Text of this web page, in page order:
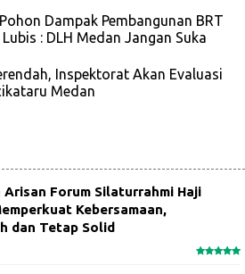
Dampak Pembangunan BRT
: DLH Medan Jangan Suka
Inspektorat Akan Evaluasi
Medan
Arisan Forum Silaturrahmi Haji
Kebersamaan,
dan Tetap Solid